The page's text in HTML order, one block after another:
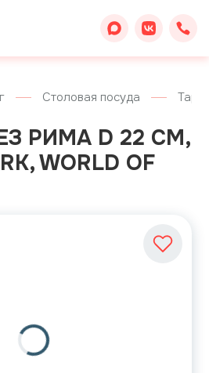
Столовая посуда
РИМА D 22 СМ,
WORLD OF